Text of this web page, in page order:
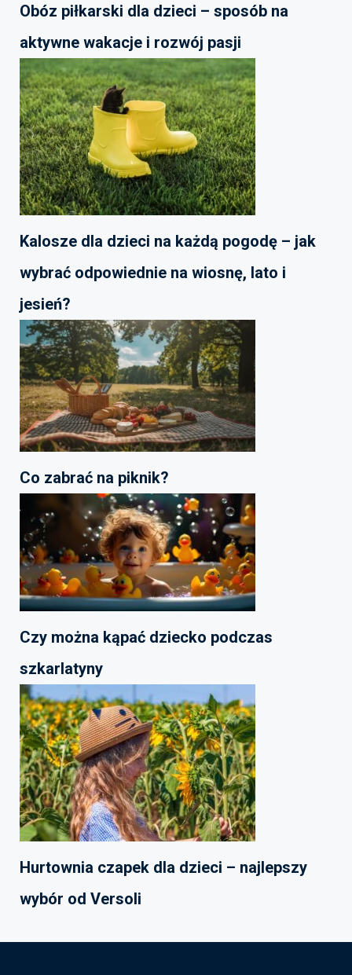
Obóz piłkarski dla dzieci – sposób na
aktywne wakacje i rozwój pasji
Kalosze dla dzieci na każdą pogodę – jak
wybrać odpowiednie na wiosnę, lato i
jesień?
Co zabrać na piknik?
Czy można kąpać dziecko podczas
szkarlatyny
Hurtownia czapek dla dzieci – najlepszy
wybór od Versoli